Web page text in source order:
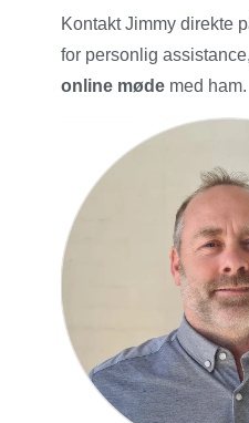
Kontakt Jimmy direkte
for personlig
online møde med ham.